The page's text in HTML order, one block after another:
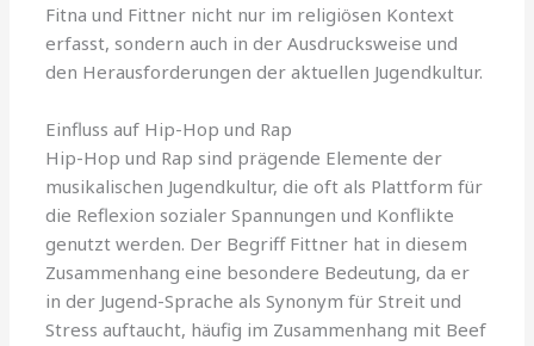
Fitna und Fittner nicht nur im religiösen Kontext
erfasst, sondern auch in der Ausdrucksweise und
den Herausforderungen der aktuellen Jugendkultur.
Einfluss auf Hip-Hop und Rap
Hip-Hop und Rap sind prägende Elemente der
musikalischen Jugendkultur, die oft als Plattform für
die Reflexion sozialer Spannungen und Konflikte
genutzt werden. Der Begriff Fittner hat in diesem
Zusammenhang eine besondere Bedeutung, da er
in der Jugend-Sprache als Synonym für Streit und
Stress auftaucht, häufig im Zusammenhang mit Beef